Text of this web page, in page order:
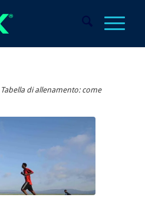
Tabella di allenamento: come